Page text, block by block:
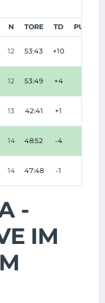
N TORE TD PUNKTE
12 53:43 +10
12 53:49 +4
13 42:41 +1
14 48:52 -4
14 47:48 -1
-
IM